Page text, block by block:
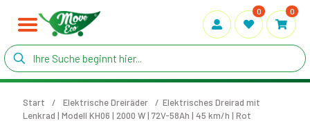
0 0
Start / Elektrische Dreiräder / Elektrisches Dreirad mit
Lenkrad | Modell KH06 | 2000 W | 72V-58Ah | 45 km/h | Rot